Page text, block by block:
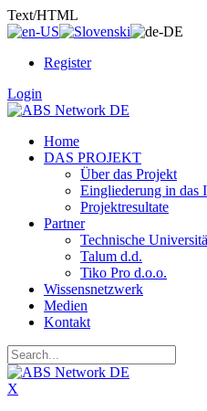
Text/HTML
Register
Login
Home
DAS PROJEKT
Über das Projekt
Eingliederung in das
Projektresultate
Partner
Technische
Talum d.d.
Tiko Pro d.o.o.
Wissensnetzwerk
Medien
Kontakt
X